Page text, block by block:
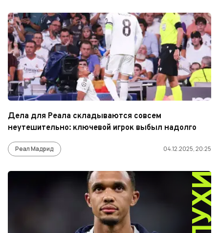
Дела для Реала складываются совсем
неутешительно: ключевой игрок выбыл надолго
Реал Мадрид 04.12.2025, 20:25